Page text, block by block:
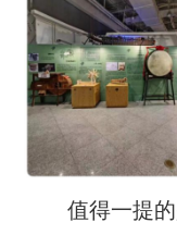
值得一提